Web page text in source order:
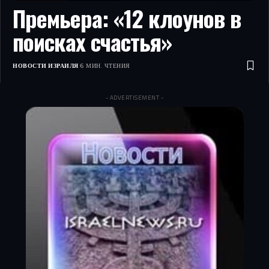
Премьера: «12 клоунов в
поисках счастья»
НОВОСТИ ИЗРАИЛЯ 6 МИН. ЧТЕНИЯ
- ADVERTISEMENT -